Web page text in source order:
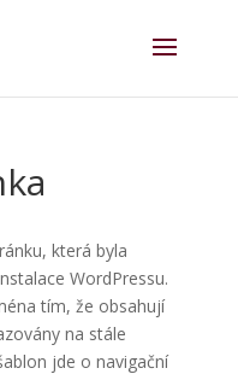
která byla
WordPressu.
tím, že obsahují
na stále
jde o navigační